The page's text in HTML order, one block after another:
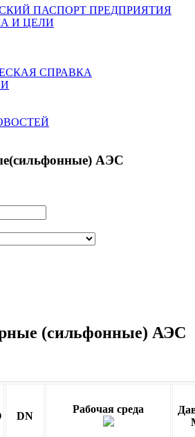
ПАСПОРТ ПРЕДПРИЯТИЯ
И ЦЕЛИ
СПРАВКА
АЭС
(сильфонные) АЭС
DN
Рабочая среда